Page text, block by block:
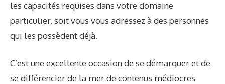
les capacités requises dans votre domaine
particulier, soit vous vous adressez à des personnes
qui les possèdent déjà.
C’est une excellente occasion de se démarquer et de
se différencier de la mer de contenus médiocres